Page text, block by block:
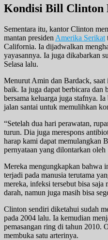
Kondisi Bill Clinton
Sementara itu, kantor Clinton
mantan presiden Amerika Serikat
California. Ia dijadwalkan
yayasannya. Ia juga dikabarkan
Selasa lalu.
Menurut Amin dan Bardack,
baik. Ia juga dapat berbicara dan
bersama keluarga juga stafnya.
jalan santai untuk memulihkan
“Setelah dua hari perawatan,
turun. Dia juga merespons
harap kami dapat memulangkan
pernyataan yang dilontarkan
Mereka mengungkapkan bahwa
terjadi pada manusia terutama
mereka, infeksi tersebut bisa saja
darah, namun juga masih bisa
Clinton sendiri diketahui sudah
pada 2004 lalu. Ia kemudian
pemasangan ring di tahun 2010.
membuka satu arterinya.